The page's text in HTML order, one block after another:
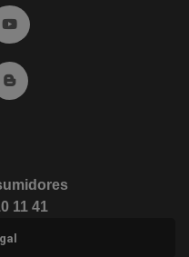
en ventana nueva)
(abre en ventana nueva)
Ir a YouTube (abre en
en ventana nueva)
(abre en ventana nueva)
Ir al Blog (abre en ventana
(abre en ventana nueva)
11 41